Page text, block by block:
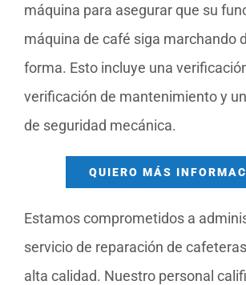
máquina para asegurar que su
máquina de café siga marchando
forma. Esto incluye una
verificación de mantenimiento y
de seguridad mecánica.
QUIERO MÁS
Estamos comprometidos a
servicio de reparación de
alta calidad. Nuestro personal